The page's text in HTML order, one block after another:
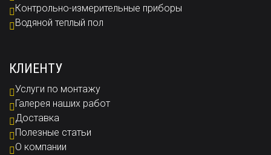
Контрольно-измерительные приборы
Водяной теплый пол
КЛИЕНТУ
Услуги по монтажу
Галерея наших работ
Доставка
Полезные статьи
О компании